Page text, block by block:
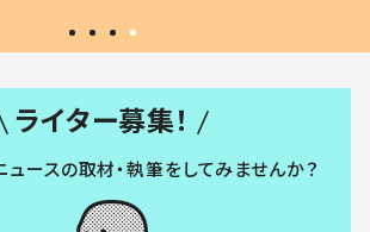
ライター募集！
ュースの取材・執筆をしてみませんか？